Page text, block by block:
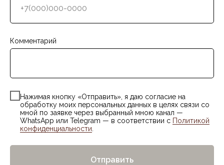
Комментарий
Нажимая кнопку «Отправить», я даю согласие на
обработку моих персональных данных в целях связи со
мной по заявке через выбранный мною канал —
WhatsApp или Telegram — в соответствии с Политикой
конфиденциальности
Отправить